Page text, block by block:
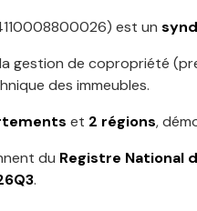
) est un
gestion de copropriété
des immeubles.
et 2 régions,
du Registre National
.